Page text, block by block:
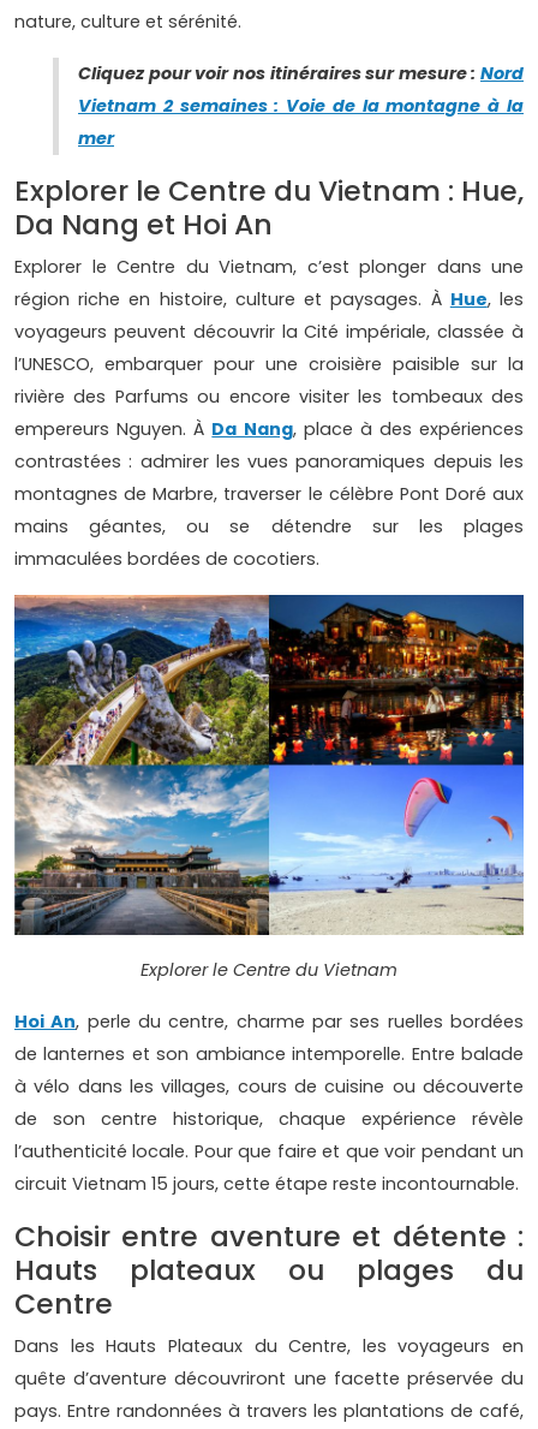
nature, culture et sérénité.
Cliquez pour voir nos itinéraires sur mesure : Nord
Vietnam 2 semaines : Voie de la montagne à la
mer
Explorer le Centre du Vietnam : Hue,
Da Nang et Hoi An
Explorer le Centre du Vietnam, c’est plonger dans une
région riche en histoire, culture et paysages. À Hue, les
voyageurs peuvent découvrir la Cité impériale, classée à
l’UNESCO, embarquer pour une croisière paisible sur la
rivière des Parfums ou encore visiter les tombeaux des
empereurs Nguyen. À Da Nang, place à des expériences
contrastées : admirer les vues panoramiques depuis les
montagnes de Marbre, traverser le célèbre Pont Doré aux
mains géantes, ou se détendre sur les plages
immaculées bordées de cocotiers.
Explorer le Centre du Vietnam
Hoi An, perle du centre, charme par ses ruelles bordées
de lanternes et son ambiance intemporelle. Entre balade
à vélo dans les villages, cours de cuisine ou découverte
de son centre historique, chaque expérience révèle
l’authenticité locale. Pour que faire et que voir pendant un
circuit Vietnam 15 jours, cette étape reste incontournable.
Choisir entre aventure et détente :
Hauts plateaux ou plages du
Centre
Dans les Hauts Plateaux du Centre, les voyageurs en
quête d’aventure découvriront une facette préservée du
pays. Entre randonnées à travers les plantations de café,